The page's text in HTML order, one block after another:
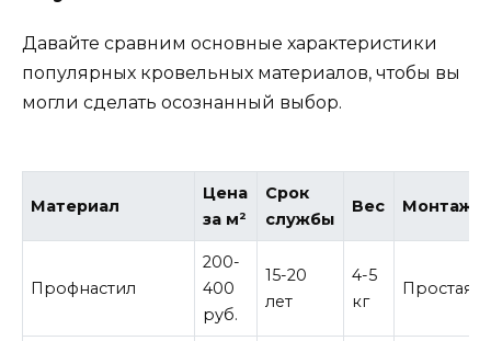
Давайте сравним основные характеристики
популярных кровельных материалов, чтобы вы
могли сделать осознанный выбор.
Материал
Цена
за м²
Срок
службы
Вес Монтаж
Профнастил
200-
400
руб.
15-20
лет
4-5
кг
Простая